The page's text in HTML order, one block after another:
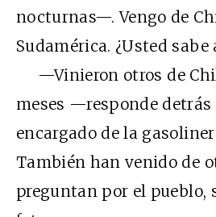
nocturnas—. Vengo de
Sudamérica. ¿Usted sabe
—Vinieron otros de
meses —responde detrás
encargado de la
También han venido de
preguntan por el pueblo,